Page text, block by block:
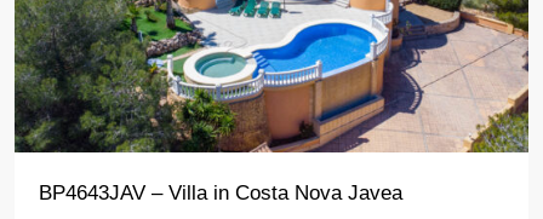
BP4643JAV – Villa in Costa Nova Javea